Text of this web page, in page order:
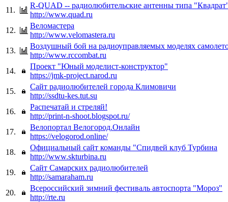
11.
R-QUAD -- радиолюбительские антенны типа
http://www.quad.ru
12.
Веломастера
http://www.velomastera.ru
13.
Воздушный бой на радиоуправляемых моделях
http://www.rccombat.ru
14.
Проект "Юный моделист-конструктор"
https://jmk-project.narod.ru
15.
Сайт радиолюбителей города Климовичи
http://ssdtu-kes.tut.su
16.
Распечатай и стреляй!
http://print-n-shoot.blogspot.ru/
17.
Велопортал Велогород.Онлайн
https://velogorod.online/
18.
Официальный сайт команды "Спидвей клуб Турбина
http://www.skturbina.ru
19.
Сайт Самарских радиолюбителей
http://samaraham.ru
20.
Всероссийский зимний фестиваль автоспорта "Мороз"
http://rte.ru